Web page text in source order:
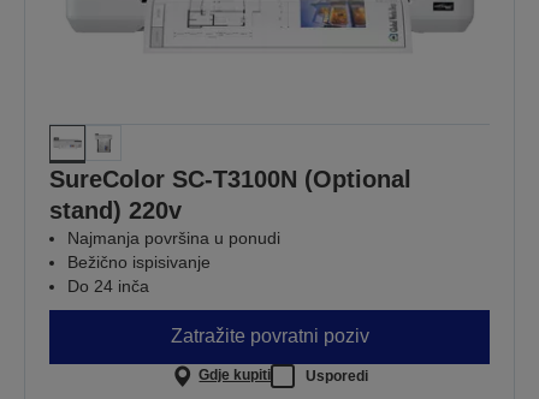
SureColor SC-T3100N (Optional
stand) 220v
Najmanja površina u ponudi
Bežično ispisivanje
Do 24 inča
Zatražite povratni poziv
Gdje kupiti Usporedi